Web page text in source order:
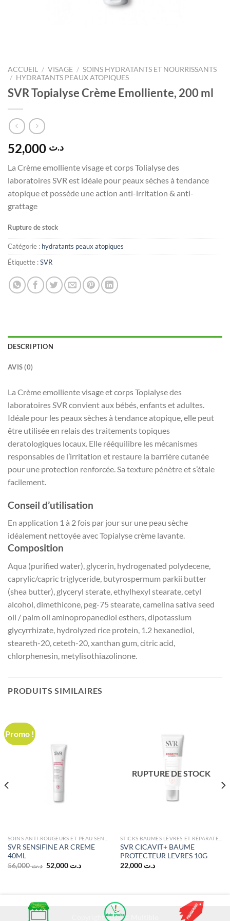
ACCUEIL / VISAGE / SOINS HYDRATANTS ET NOURRISSANTS
/ HYDRATANTS PEAUX ATOPIQUES
SVR Topialyse Crème Emolliente, 200 ml
د.ت
La Crème emolliente visage et corps Tolialyse des
laboratoires SVR est idéale pour peaux sèches à tendance
atopique et possède une action anti-irritation & anti-
grattage
Rupture de stock
Catégorie : hydratants peaux atopiques
Étiquette :SVR
DESCRIPTION
AVIS (0)
La Crème emolliente visage et corps Topialyse des
laboratoires SVR convient aux bébés, enfants et adultes.
Idéale pour les peaux sèches à tendance atopique, elle peut
être utilisée en relais des traitements topiques
deratologiques locaux. Elle rééquilibre les mécanismes
responsables de l’irritation et restaure la barrière cutanée
pour une protection renforcée. Sa texture pénètre et s’étale
facilement.
Conseil d’utilisation
En application 1 à 2 fois par jour sur une peau sèche
idéalement nettoyée avec Topialyse crème lavante.
Composition
Aqua (purified water), glycerin, hydrogenated polydecene,
caprylic/capric triglyceride, butyrospermum parkii butter
(shea butter), glyceryl sterate, ethylhexyl stearate, cetyl
alcohol, dimethicone, peg-75 stearate, camelina sativa seed
oil / palm oil aminopropanediol esthers, dipotassium
glycyrrhizate, hydrolyzed rice protein, 1.2 hexanediol,
steareth-20, ceteth-20, xanthan gum, citric acid,
chlorphenesin, metylisothiazolinone.
PRODUITS SIMILAIRES
Promo !
SOINS ANTI-ROUGEURS ET PEAU SENSIBLE
SVR SENSIFINE AR CREME
40ML
د.ت56,000
Le
prix
د.ت 52,000
Le
RUPTURE DE STOCK
STICKS BAUMES LÈVRES ET RÉPARATEURS
SVR CICAVIT+ BAUME
PROTECTEUR LEVRES 10G
د.ت 22,000
Copyright 2026 ©